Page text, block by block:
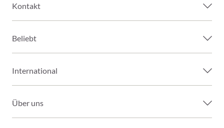
Kontakt
Beliebt
International
Über uns